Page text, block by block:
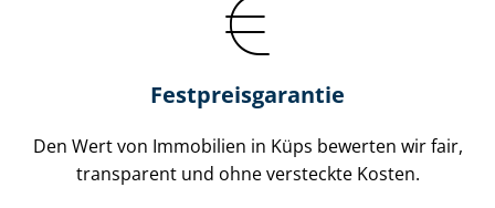
Festpreis​garantie
Den Wert von Immobilien in Küps bewerten wir fair,
transparent und ohne versteckte Kosten.